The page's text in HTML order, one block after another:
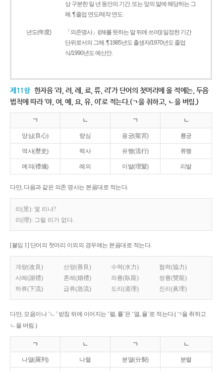
상 구분한 일 년 동안의 기간. 또는 앞의 말에 해당하는 그
해. ¶ 졸업 연도/제작 연도.
년도(年度)
「의존명사」((해를 뜻하는 말 뒤에 쓰여)) 일정한 기간
단위로서의 그해. ¶ 1985년도 출생자/1970년도 졸업
식/1990년도 예산안.
제11항 한자음 ‘랴, 려, 례, 료, 류, 리’가 단어의 첫머리에 올 적에는, 두음
법칙에 따라 ‘야, 여, 예, 요, 유, 이’로 적는다.(ㄱ을 취하고, ㄴ을 버림.)
ㄱ ㄴ ㄱ ㄴ
양심(良心) 량심 용궁(龍宮) 룡궁
역사(歷史) 력사 유행(流行) 류행
예의(禮儀) 례의 이발(理髮) 리발
다만, 다음과 같은 의존 명사는 본음대로 적는다.
리(里): 몇 리냐?
리(理): 그럴 리가 없다.
[붙임 1] 단어의 첫머리 이외의 경우에는 본음대로 적는다.
개량(改良) 선량(善良) 수력(水力)
협력(協力)
사례(謝禮)
혼례(婚禮) 와룡(臥龍)
쌍룡(雙龍)
하류(下流)
급류(急流) 도리(道理) 진리(眞理)
다만, 모음이나 ‘ㄴ’ 받침 뒤에 이어지는 ‘렬, 률’은 ‘열, 율’로 적는다.(ㄱ을 취하고
ㄴ을 버림.)
ㄱ ㄴ ㄱ ㄴ
나열(羅列) 나렬 분열(分裂) 분렬